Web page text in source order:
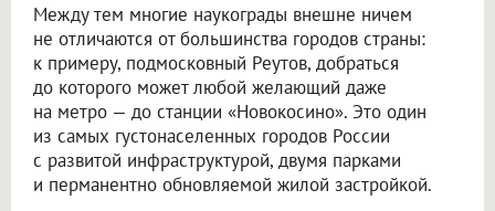
Между тем многие наукограды внешне ничем
не отличаются от большинства городов страны:
к примеру, подмосковный Реутов, добраться
до которого может любой желающий даже
на метро — до станции «Новокосино». Это один
из самых густонаселенных городов России
с развитой инфраструктурой, двумя парками
и перманентно обновляемой жилой застройкой.